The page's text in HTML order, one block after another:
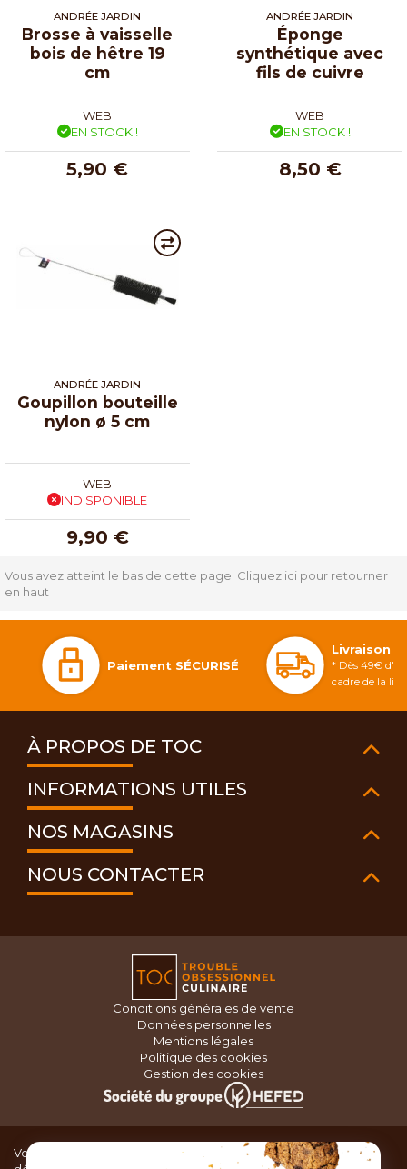
ANDRÉE JARDIN
Brosse à vaisselle
bois de hêtre 19
cm
WEB
EN STOCK !
5,90 €
ANDRÉE JARDIN
Éponge
synthétique avec
fils de cuivre
WEB
EN STOCK !
8,50 €
ANDRÉE JARDIN
Goupillon bouteille
nylon ø 5 cm
WEB
INDISPONIBLE
9,90 €
Vous avez atteint le bas de cette page. Cliquez ici pour retourner
en haut
Paiement SÉCURISÉ
Livraison
* Dès 49€
cadre de la
À PROPOS DE TOC
INFORMATIONS UTILES
NOS MAGASINS
NOUS CONTACTER
Conditions générales de vente
Données personnelles
Mentions légales
Politique des cookies
Gestion des cookies
Vous recherchez du matériel de cuisine pour concocter de